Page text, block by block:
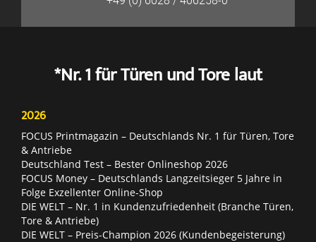
*Nr. 1 für Türen und Tore laut
2026
FOCUS Printmagazin – Deutschlands Nr. 1 für Türen, Tore
& Antriebe
Deutschland Test – Bester Onlineshop 2026
FOCUS Money – Deutschlands Langzeitsieger 5 Jahre in
Folge Exzellenter Online-Shop
DIE WELT – Nr. 1 in Kundenzufriedenheit (Branche Türen,
Tore & Antriebe)
DIE WELT – Preis-Champion 2026 (Kundenbegeisterung)